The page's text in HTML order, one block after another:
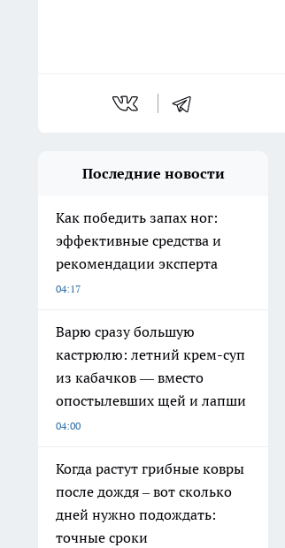
Последние новости
Как победить запах ног:
эффективные средства и
рекомендации эксперта
04:17
Варю сразу большую
кастрюлю: летний крем-суп
из кабачков — вместо
опостылевших щей и лапши
04:00
Когда растут грибные ковры
после дождя – вот сколько
дней нужно подождать:
точные сроки